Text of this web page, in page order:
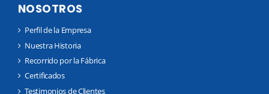
NOSOTROS
Perfil de la Empresa
Nuestra Historia
Recorrido por la Fábrica
Certificados
Testimonios de Clientes